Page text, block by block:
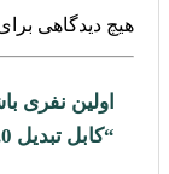
هیچ دیدگاهی
اولین نفری
“کابل تبدیل HDMI 2.0 یوگرین مدل HD118 – 8-متر”